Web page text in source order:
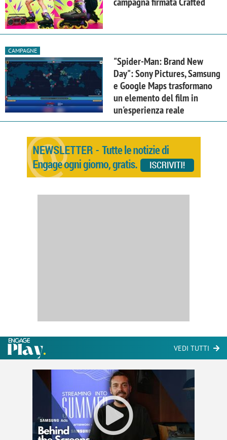
CAMPAGNE
"Spider-Man: Brand New
Day": Sony Pictures, Samsung
e Google Maps trasformano
un elemento del film in
un'esperienza reale
VEDI TUTTI